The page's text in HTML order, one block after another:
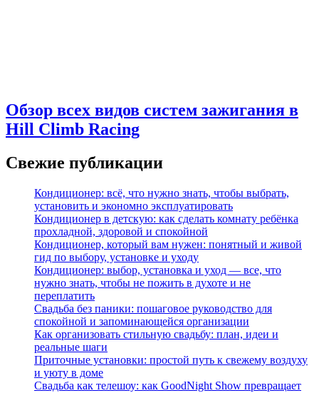
Обзор всех видов систем зажигания в
Hill Climb Racing
Свежие публикации
Кондиционер: всё, что нужно знать, чтобы выбрать,
установить и экономно эксплуатировать
Кондиционер в детскую: как сделать комнату ребёнка
прохладной, здоровой и спокойной
Кондиционер, который вам нужен: понятный и живой
гид по выбору, установке и уходу
Кондиционер: выбор, установка и уход — все, что
нужно знать, чтобы не пожить в духоте и не
переплатить
Свадьба без паники: пошаговое руководство для
спокойной и запоминающейся организации
Как организовать стильную свадьбу: план, идеи и
реальные шаги
Приточные установки: простой путь к свежему воздуху
и уюту в доме
Свадьба как телешоу: как GoodNight Show превращает